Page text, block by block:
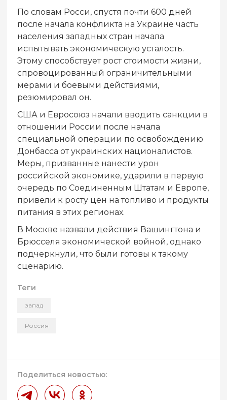
По словам Росси, спустя почти 600 дней
после начала конфликта на Украине часть
населения западных стран начала
испытывать экономическую усталость.
Этому способствует рост стоимости жизни,
спровоцированный ограничительными
мерами и боевыми действиями,
резюмировал он.
США и Евросоюз начали вводить санкции в
отношении России после начала
специальной операции по освобождению
Донбасса от украинских националистов.
Меры, призванные нанести урон
российской экономике, ударили в первую
очередь по Соединенным Штатам и Европе,
привели к росту цен на топливо и продукты
питания в этих регионах.
В Москве назвали действия Вашингтона и
Брюсселя экономической войной, однако
подчеркнули, что были готовы к такому
сценарию.
Теги
запад
Россия
Поделиться новостью: